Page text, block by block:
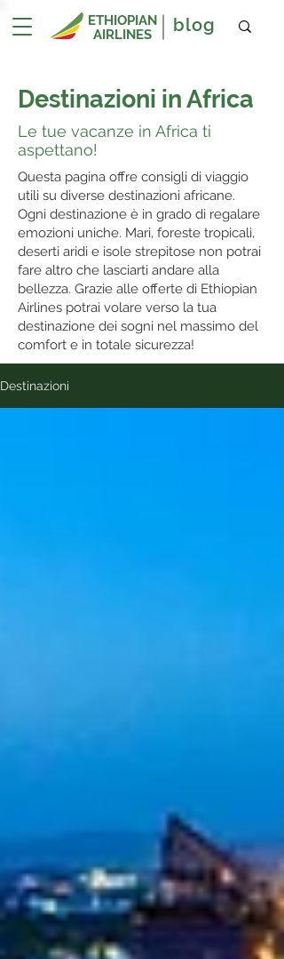
blog
ETHIOPIAN
AIRLINES
Destinazioni in Africa
Le tue vacanze in Africa ti
aspettano!
Questa pagina offre consigli di viaggio
utili su diverse destinazioni africane.
Ogni destinazione è in grado di regalare
emozioni uniche. Mari, foreste tropicali,
deserti aridi e isole strepitose non potrai
fare altro che lasciarti andare alla
bellezza. Grazie alle offerte di Ethiopian
Airlines potrai volare verso la tua
destinazione dei sogni nel massimo del
comfort e in totale sicurezza!
Destinazioni